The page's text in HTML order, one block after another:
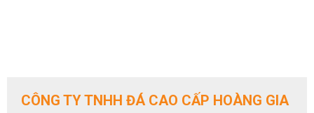
CÔNG TY TNHH ĐÁ CAO CẤP HOÀNG GIA